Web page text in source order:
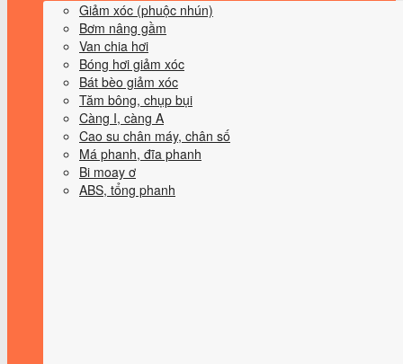
Giảm xóc (phuộc nhún)
Bơm nâng gầm
Van chia hơi
Bóng hơi giảm xóc
Bát bèo giảm xóc
Tăm bông, chụp bụi
Càng I, càng A
Cao su chân máy, chân số
Má phanh, đĩa phanh
Bi moay ơ
ABS, tổng phanh